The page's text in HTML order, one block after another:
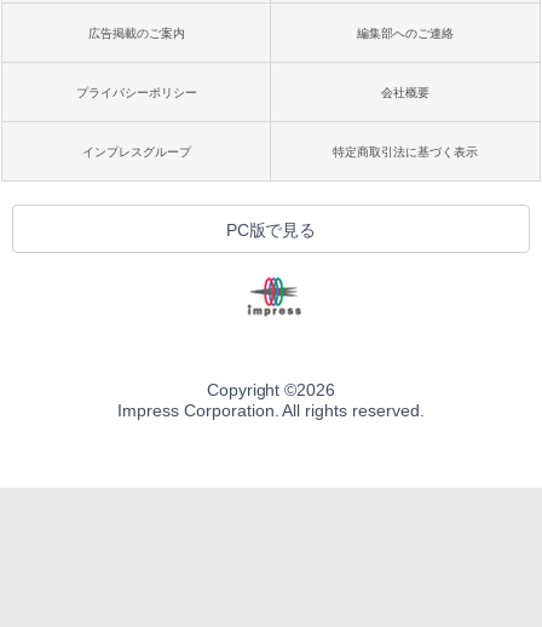
広告掲載のご案内 編集部へのご連絡
プライバシーポリシー 会社概要
インプレスグループ 特定商取引法に基づく表示
PC版で見る
Copyright ©2026
Impress Corporation. All rights reserved.